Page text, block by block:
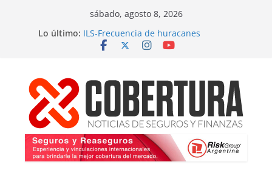
sábado, agosto 8, 2026
Lo último: ILS-Frecuencia de huracanes
Seguro marítimo-Presiones cruzadas
Fitch-Impulso a la innovación